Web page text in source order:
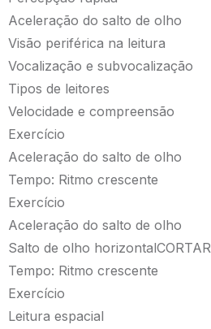
Aceleração do salto de olho
Visão periférica na leitura
Vocalização e subvocalização
Tipos de leitores
Velocidade e compreensão
Exercício
Aceleração do salto de olho
Tempo: Ritmo crescente
Exercício
Aceleração do salto de olho
Salto de olho horizontalCORTAR
Tempo: Ritmo crescente
Exercício
Leitura espacial